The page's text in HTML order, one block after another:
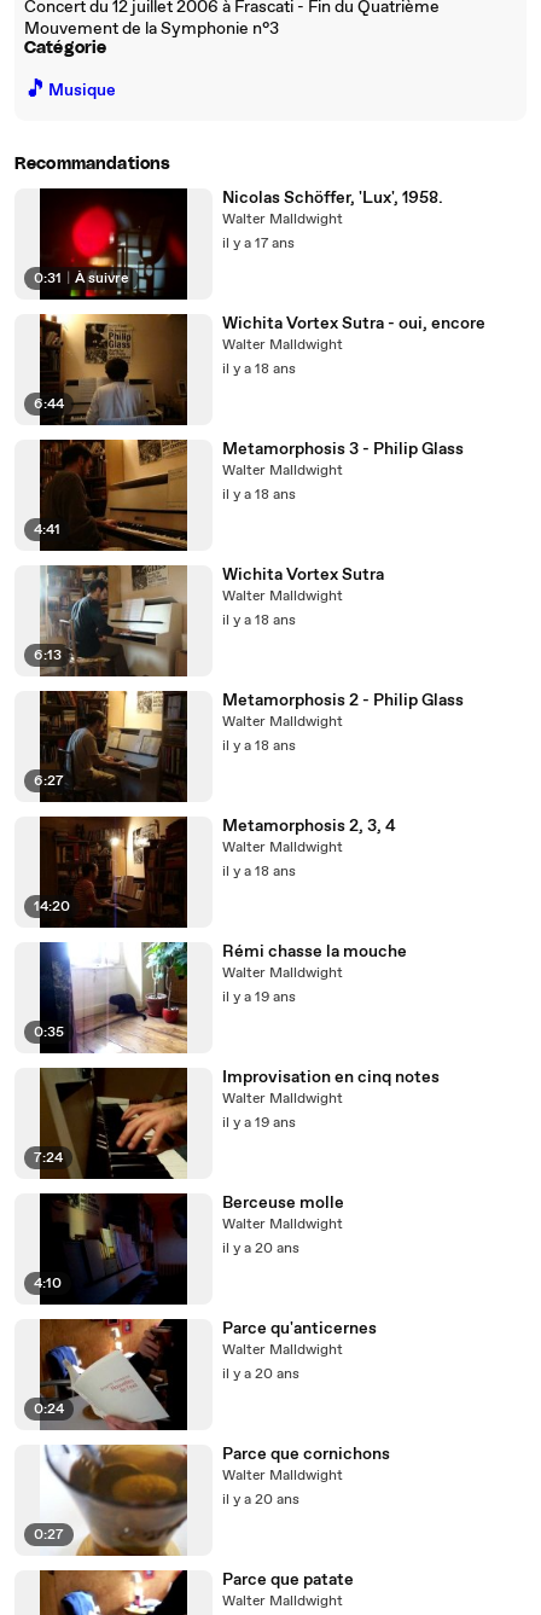
Concert du 12 juillet 2006 à Frascati - Fin du Quatrième
Mouvement de la Symphonie n°3
Catégorie
🎵 Musique
Recommandations
0:31 À suivre
Nicolas Schöffer, 'Lux', 1958.
Walter Malldwight
il y a 17 ans
6:44
Wichita Vortex Sutra - oui, encore
Walter Malldwight
il y a 18 ans
4:41
Metamorphosis 3 - Philip Glass
Walter Malldwight
il y a 18 ans
6:13
Wichita Vortex Sutra
Walter Malldwight
il y a 18 ans
6:27
Metamorphosis 2 - Philip Glass
Walter Malldwight
il y a 18 ans
14:20
Metamorphosis 2, 3, 4
Walter Malldwight
il y a 18 ans
0:35
Rémi chasse la mouche
Walter Malldwight
il y a 19 ans
7:24
Improvisation en cinq notes
Walter Malldwight
il y a 19 ans
4:10
Berceuse molle
Walter Malldwight
il y a 20 ans
0:24
Parce qu'anticernes
Walter Malldwight
il y a 20 ans
0:27
Parce que cornichons
Walter Malldwight
il y a 20 ans
Parce que patate
Walter Malldwight